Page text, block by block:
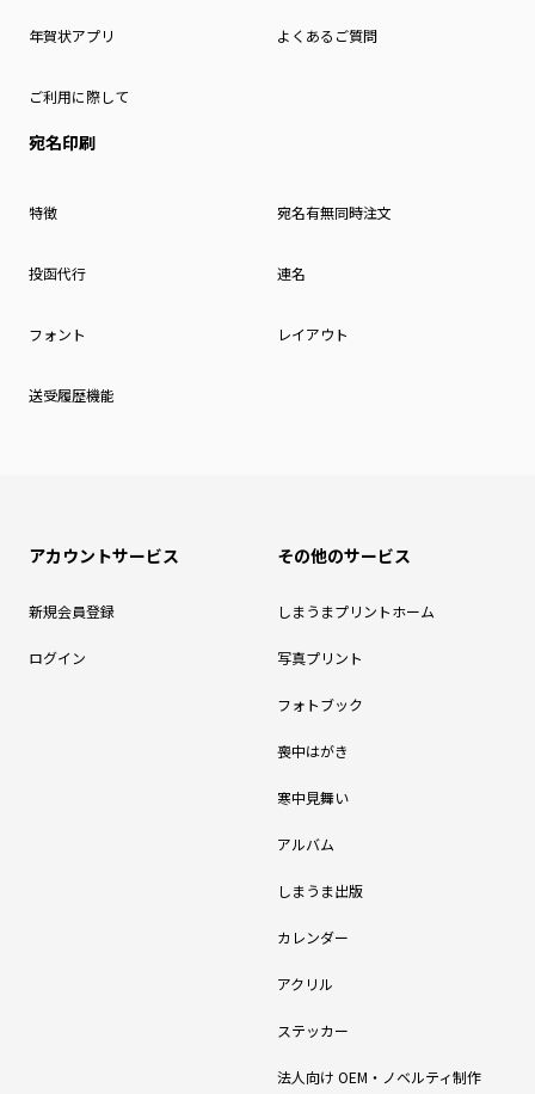
年賀状アプリ よくあるご質問
ご利用に際して
宛名印刷
特徴 宛名有無同時注文
投函代行 連名
フォント レイアウト
送受履歴機能
アカウントサービス
新規会員登録
ログイン
その他のサービス
しまうまプリントホーム
写真プリント
フォトブック
喪中はがき
寒中見舞い
アルバム
しまうま出版
カレンダー
アクリル
ステッカー
法人向け OEM・ノベルティ制作